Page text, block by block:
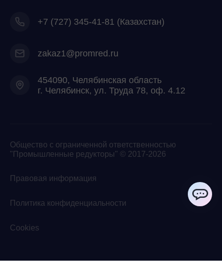
+7 (727) 345-41-81 (Казахстан)
zakaz1@promred.ru
454090, Челябинская область
г. Челябинск, ул. Труда 78, оф. 4.12
Общество с ограниченной ответственностью
"Промышленные редукторы" © 2017-2026
Правовая информация
Политика конфиденциальности
Cookies
ChatApp